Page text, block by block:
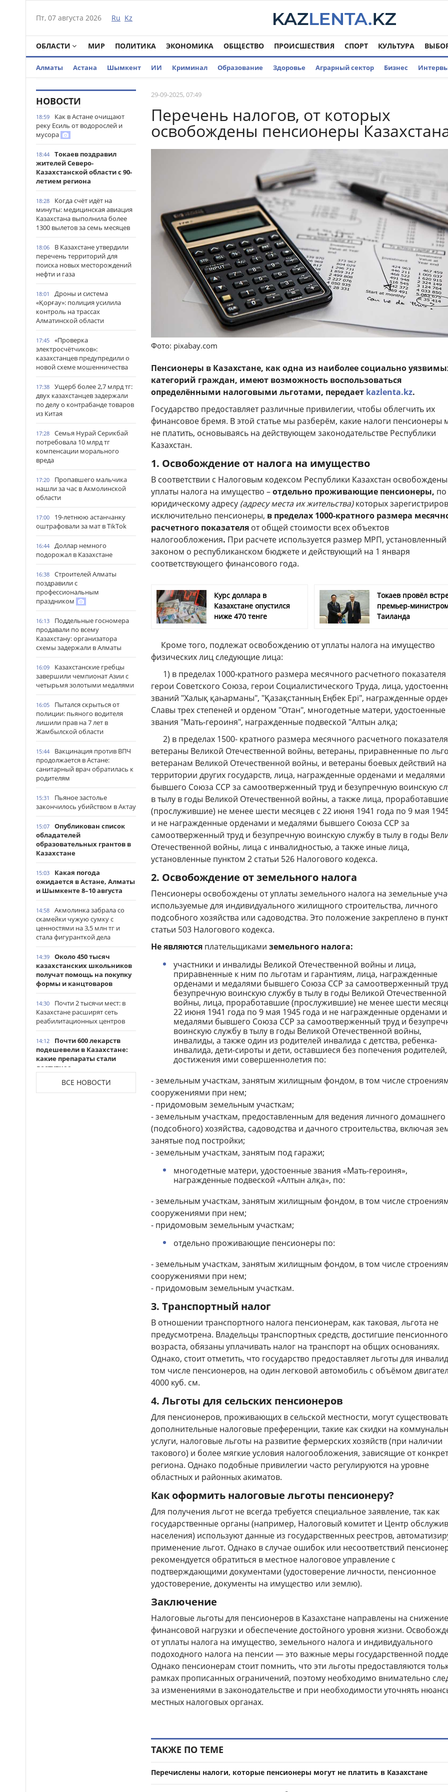
Пт, 07 августа 2026 Ru Kz
ОБЛАСТИ МИР ПОЛИТИКА ЭКОНОМИКА ОБЩЕСТВО ПРОИСШЕСТВИЯ СПОРТ КУЛЬТУРА
Алматы Астана Шымкент ИИ Криминал Образование Здоровье Аграрный сектор Бизнес
НОВОСТИ
18:59
Как в Астане очищают
реку Есиль от водорослей и
мусора
18:44
Токаев поздравил
жителей Северо-
Казахстанской области с 90-
летием региона
18:28
Когда счёт идёт на
минуты: медицинская авиация
Казахстана выполнила более
1300 вылетов за семь месяцев
18:06
В Казахстане утвердили
перечень территорий для
поиска новых месторождений
нефти и газа
18:01
Дроны и система
«Қорғау»: полиция усилила
контроль на трассах
Алматинской области
17:45
«Проверка
электросчётчиков»:
казахстанцев предупредили о
новой схеме мошенничества
17:38
Ущерб более 2,7 млрд тг:
двух казахстанцев задержали
по делу о контрабанде товаров
из Китая
17:28
Семья Нурай Серикбай
потребовала 10 млрд тг
компенсации морального
вреда
17:20
Пропавшего мальчика
нашли за час в Акмолинской
области
17:00
19-летнюю астанчанку
оштрафовали за мат в TikTok
16:44
Доллар немного
подорожал в Казахстане
16:38
Строителей Алматы
поздравили с
профессиональным
праздником
16:13
Поддельные госномера
продавали по всему
Казахстану: организатора
схемы задержали в Алматы
16:09
Казахстанские гребцы
завершили чемпионат Азии с
четырьмя золотыми медалями
16:05
Пытался скрыться от
полиции: пьяного водителя
лишили прав на 7 лет в
Жамбылской области
15:44
Вакцинация против ВПЧ
продолжается в Астане:
санитарный врач обратилась к
родителям
15:31
Пьяное застолье
закончилось убийством в Актау
15:07
Опубликован список
обладателей
образовательных грантов в
Казахстане
15:03
Какая погода
ожидается в Астане, Алматы
и Шымкенте 8–10 августа
14:58
Акмолинка забрала со
скамейки чужую сумку с
ценностями на 3,5 млн тг и
стала фигуранткой дела
14:39
Около 450 тысяч
казахстанских школьников
получат помощь на покупку
формы и канцтоваров
14:30
Почти 2 тысячи мест: в
Казахстане расширят сеть
реабилитационных центров
14:12
Почти 600 лекарств
подешевели в Казахстане:
какие препараты стали
доступнее
Казахстанские
таеквондисты завоевали
ВСЕ НОВОСТИ
29-09-2025, 07:49
Перечень налогов, от которых
освобождены пенсионеры
Фото: pixabay.com
Пенсионеры в Казахстане, как одна из наиболее социально
категорий граждан, имеют возможность воспользоваться
определёнными налоговыми льготами, передает kazlenta.kz.
Государство предоставляет различные привилегии, чтобы облегчить их
финансовое бремя. В этой статье мы разберём, какие налоги пенсионеры
не платить, основываясь на действующем законодательстве Республики
Казахстан.
1. Освобождение от налога на имущество
В соответствии с Налоговым кодексом Республики Казахстан
уплаты налога на имущество –отдельно проживающие пенсионеры, по
юридическому адресу (адресу места их жительства)которых
исключительно пенсионеры, в пределах 1000-кратного размера
расчетного показателя от общей стоимости всех объектов
налогообложения. При расчете используется размер МРП, установленный
законом о республиканском бюджете и действующий на 1 января
соответствующего финансового года.
Курс доллара в
Казахстане опустился
ниже 470 тенге
Токаев провёл
премьер-
Таиланда
Кроме того, подлежат освобождению от уплаты налога на имущество
физических лиц следующие лица:
1) в пределах 1000-кратного размера месячного расчетного показателя
герои Советского Союза, герои Социалистического Труда, лица,
званий "Халық қаһарманы", "Қазақстанның Еңбек Epi", награжденные
Славы трех степеней и орденом "Отан", многодетные матери, удостоенные
звания "Мать-героиня", награжденные подвеской "Алтын алқа;
2) в пределах 1500- кратного размера месячного расчетного
ветераны Великой Отечественной войны, ветераны, приравненные по
ветеранам Великой Отечественной войны, и ветераны боевых действий на
территории других государств, лица, награжденные орденами и медалями
бывшего Союза ССР за самоотверженный труд и безупречную воинскую
в тылу в годы Великой Отечественной войны, а также лица,
(прослужившие) не менее шести месяцев с 22 июня 1941 года по 9 мая
и не награжденные орденами и медалями бывшего Союза ССР за
самоотверженный труд и безупречную воинскую службу в тылу в годы
Отечественной войны, лица с инвалидностью, а также иные лица,
установленные пунктом 2 статьи 526 Налогового кодекса.
2. Освобождение от земельного налога
Пенсионеры освобождены от уплаты земельного налога на земельные
используемые для индивидуального жилищного строительства, личного
подсобного хозяйства или садоводства. Это положение закреплено в
статьи 503 Налогового кодекса.
Не являются плательщиками земельного налога:
участники и инвалиды Великой Отечественной войны и лица,
приравненные к ним по льготам и гарантиям, лица, награжденные
орденами и медалями бывшего Союза ССР за самоотверженный
безупречную воинскую службу в тылу в годы Великой Отечественной
войны, лица, проработавшие (прослужившие) не менее шести
22 июня 1941 года по 9 мая 1945 года и не награжденные орденами и
медалями бывшего Союза ССР за самоотверженный труд и
воинскую службу в тылу в годы Великой Отечественной войны,
инвалиды, а также один из родителей инвалида с детства, ребенка-
инвалида, дети-сироты и дети, оставшиеся без попечения
достижения ими совершеннолетия по:
- земельным участкам, занятым жилищным фондом, в том числе
сооружениями при нем;
- придомовым земельным участкам;
- земельным участкам, предоставленным для ведения личного домашнего
(подсобного) хозяйства, садоводства и дачного строительства, включая
занятые под постройки;
- земельным участкам, занятым под гаражи;
многодетные матери, удостоенные звания «Мать-героиня»,
награжденные подвеской «Алтын алқа», по:
- земельным участкам, занятым жилищным фондом, в том числе
сооружениями при нем;
- придомовым земельным участкам;
отдельно проживающие пенсионеры по:
- земельным участкам, занятым жилищным фондом, в том числе
сооружениями при нем;
- придомовым земельным участкам.
3. Транспортный налог
В отношении транспортного налога пенсионерам, как таковая, льгота не
предусмотрена. Владельцы транспортных средств, достигшие пенсионного
возраста, обязаны уплачивать налог на транспорт на общих основаниях.
Однако, стоит отметить, что государство предоставляет льготы для
том числе пенсионеров, на один легковой автомобиль с объёмом
4000 куб. см.
4. Льготы для сельских пенсионеров
Для пенсионеров, проживающих в сельской местности, могут
дополнительные налоговые преференции, такие как скидки на
услуги, налоговые льготы на развитие фермерских хозяйств (при наличии
такового) и более мягкие условия налогообложения, зависящие от
региона. Однако подобные привилегии часто регулируются на уровне
областных и районных акиматов.
Как оформить налоговые льготы пенсионеру?
Для получения льгот не всегда требуется специальное заявление, так как
государственные органы (например, Налоговый комитет и Центр
населения) используют данные из государственных реестров,
применение льгот. Однако в случае ошибок или несоответствий
рекомендуется обратиться в местное налоговое управление с
подтверждающими документами (удостоверение личности, пенсионное
удостоверение, документы на имущество или землю).
Заключение
Налоговые льготы для пенсионеров в Казахстане направлены на
финансовой нагрузки и обеспечение достойного уровня жизни.
от уплаты налога на имущество, земельного налога и индивидуального
подоходного налога на пенсии — это важные меры государственной
Однако пенсионерам стоит помнить, что эти льготы предоставляются
рамках прописанных ограничений, поэтому необходимо внимательно
за изменениями в законодательстве и при необходимости уточнять
местных налоговых органах.
ТАКЖЕ ПО ТЕМЕ
Перечислены налоги, которые пенсионеры могут не платить в Казахстане